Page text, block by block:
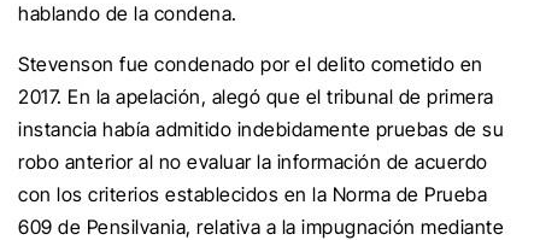
hablando de la condena.
Stevenson fue condenado por el delito cometido en
2017. En la apelación, alegó que el tribunal de primera
instancia había admitido indebidamente pruebas de su
robo anterior al no evaluar la información de acuerdo
con los criterios establecidos en la Norma de Prueba
609 de Pensilvania, relativa a la impugnación mediante